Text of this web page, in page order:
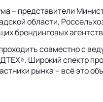
– представители
области,
брендинговых
совместно с
Широкий спектр
рынка – всё это